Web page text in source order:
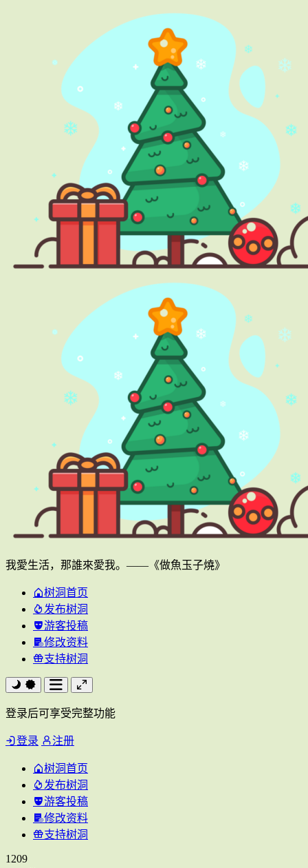
我愛生活，那誰來愛我。——《做魚玉子燒》
树洞首页
发布树洞
游客投稿
修改资料
支持树洞
登录后可享受完整功能
登录 注册
树洞首页
发布树洞
游客投稿
修改资料
支持树洞
1209